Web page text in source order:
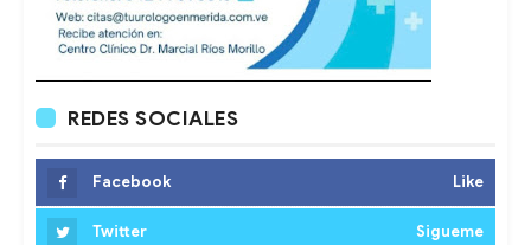
REDES SOCIALES
Facebook Like
Twitter Sigueme